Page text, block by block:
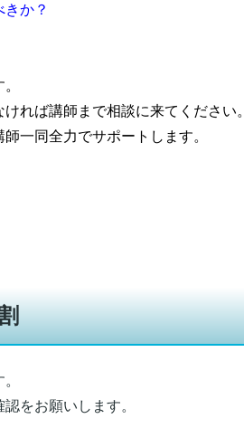
か？
れば講師まで相談に来てください
一同全力でサポートします。
をお願いします。